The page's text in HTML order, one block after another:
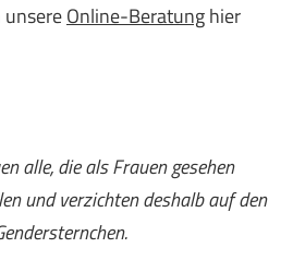
Online-Beratunghier
alle, die als Frauen gesehen
und verzichten deshalb auf den